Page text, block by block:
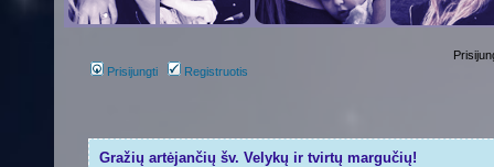
Prisijungti Registruotis
Gražių artėjančių šv. Velykų ir tvirtų margučių!